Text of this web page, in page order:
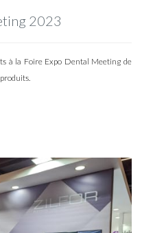
2023
à la Foire Expo Dental Meeting de